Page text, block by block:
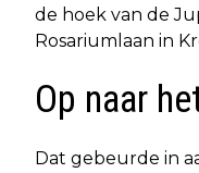
de hoek van de
Rosariumlaan in
Op naar
Dat gebeurde in